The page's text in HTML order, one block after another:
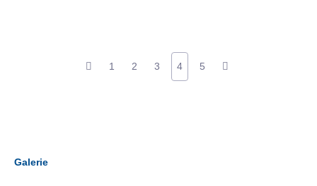
1 2 3 4 5
Galerie